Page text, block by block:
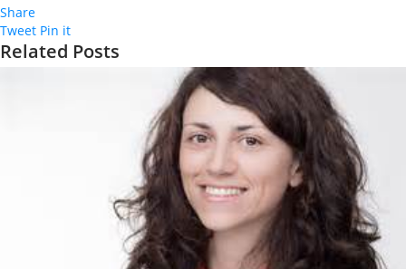
Share
Tweet Pin it
Related Posts